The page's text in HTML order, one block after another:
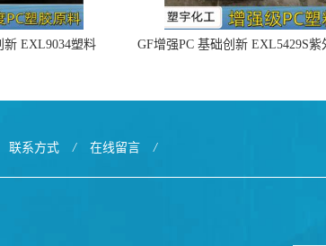
新 EXL9034塑料
GF增强PC 基础创新 EXL5429S紫
联系方式 / 在线留言 /